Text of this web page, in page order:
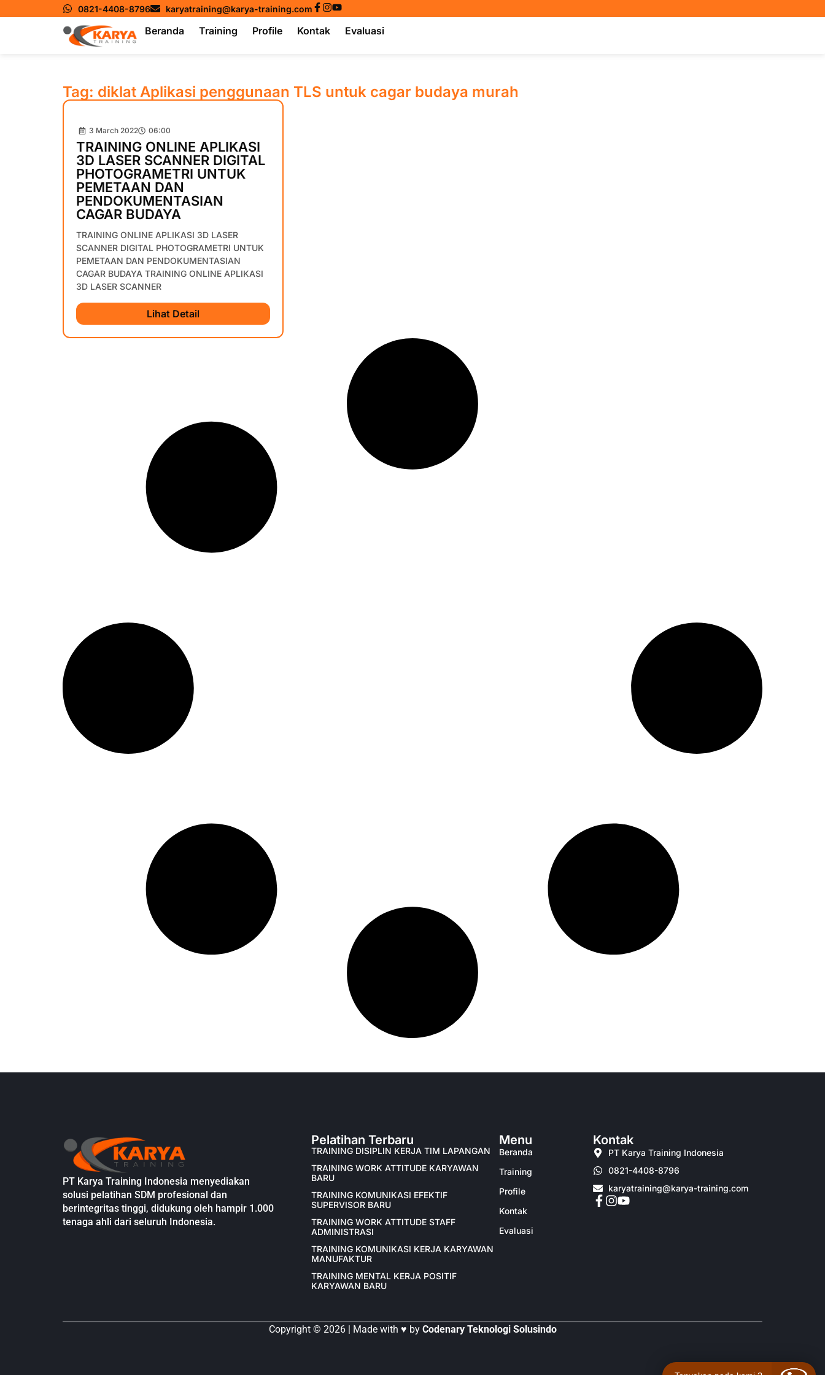
0821-4408-8796 karyatraining@karya-training.com
Beranda Training Profile Kontak Evaluasi
Tag: diklat Aplikasi penggunaan TLS untuk cagar budaya murah
3 March 2022 06:00
TRAINING ONLINE APLIKASI
3D LASER SCANNER DIGITAL
PHOTOGRAMETRI UNTUK
PEMETAAN DAN
PENDOKUMENTASIAN
CAGAR BUDAYA
TRAINING ONLINE APLIKASI 3D LASER
SCANNER DIGITAL PHOTOGRAMETRI UNTUK
PEMETAAN DAN PENDOKUMENTASIAN
CAGAR BUDAYA TRAINING ONLINE APLIKASI
3D LASER SCANNER
Lihat Detail
PT Karya Training Indonesia menyediakan
solusi pelatihan SDM profesional dan
berintegritas tinggi, didukung oleh hampir 1.000
tenaga ahli dari seluruh Indonesia.
Pelatihan Terbaru
TRAINING DISIPLIN KERJA TIM LAPANGAN
TRAINING WORK ATTITUDE KARYAWAN
BARU
TRAINING KOMUNIKASI EFEKTIF
SUPERVISOR BARU
TRAINING WORK ATTITUDE STAFF
ADMINISTRASI
TRAINING KOMUNIKASI KERJA KARYAWAN
MANUFAKTUR
TRAINING MENTAL KERJA POSITIF
KARYAWAN BARU
Menu
Beranda
Training
Profile
Kontak
Evaluasi
Kontak
PT Karya Training Indonesia
0821-4408-8796
karyatraining@karya-training.com
Copyright © 2026 | Made with ♥ by Codenary Teknologi Solusindo